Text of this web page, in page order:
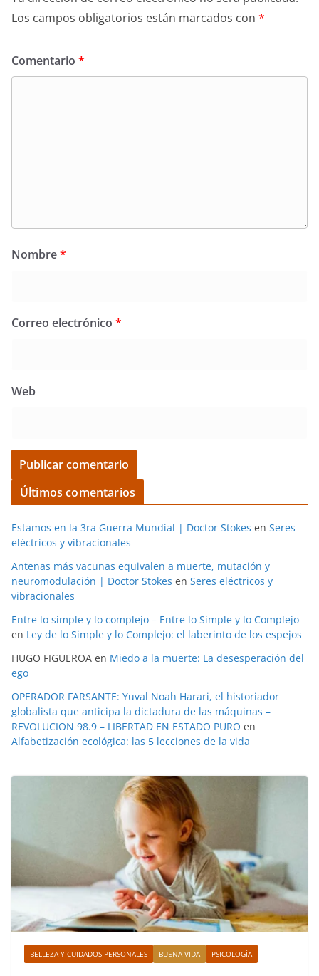
Los campos obligatorios están marcados con *
Comentario *
Nombre*
Correo electrónico *
Web
Últimos comentarios
Estamos en la 3ra Guerra Mundial | Doctor Stokes en Seres
eléctricos y vibracionales
Antenas más vacunas equivalen a muerte, mutación y
neuromodulación | Doctor Stokes en Seres eléctricos y
vibracionales
Entre lo simple y lo complejo – Entre lo Simple y lo Complejo
en Ley de lo Simple y lo Complejo: el laberinto de los espejos
HUGO FIGUEROA en Miedo a la muerte: La desesperación del
ego
OPERADOR FARSANTE: Yuval Noah Harari, el historiador
globalista que anticipa la dictadura de las máquinas –
REVOLUCION 98.9 – LIBERTAD EN ESTADO PURO en
Alfabetización ecológica: las 5 lecciones de la vida
BELLEZA Y CUIDADOS PERSONALES BUENA VIDA PSICOLOGÍA